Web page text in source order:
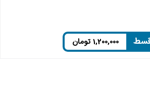
1,200,000 تومان